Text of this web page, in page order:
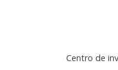
Centro de